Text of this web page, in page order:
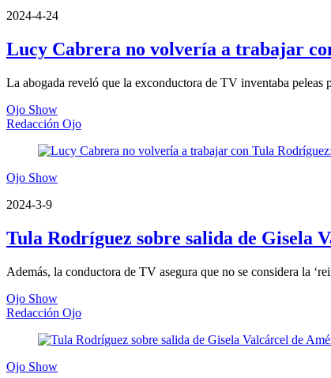
2024-4-24
Lucy Cabrera no volvería a trabajar
La abogada reveló que la exconductora de TV inventaba peleas
Ojo Show
Redacción Ojo
Ojo Show
2024-3-9
Tula Rodríguez sobre salida de Gisela
Además, la conductora de TV asegura que no se considera la
Ojo Show
Redacción Ojo
Ojo Show